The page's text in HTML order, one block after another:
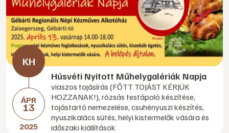
ÁPR
13
2025
Húsvéti Nyitott Műhelygalériák Napja
viaszos tojásírás (FŐTT TOJÁST KÉRJÜK
HOZZANAK!), rózsás testápoló készítése,
tojástartó nemezelése, csuhényuszi készítés,
nyuszikalács sütés, helyi kistermelők vására és
időszaki kiállítások